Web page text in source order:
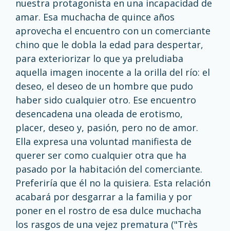
nuestra protagonista en una incapacidad de
amar. Esa muchacha de quince años
aprovecha el encuentro con un comerciante
chino que le dobla la edad para despertar,
para exteriorizar lo que ya preludiaba
aquella imagen inocente a la orilla del río: el
deseo, el deseo de un hombre que pudo
haber sido cualquier otro. Ese encuentro
desencadena una oleada de erotismo,
placer, deseo y, pasión, pero no de amor.
Ella expresa una voluntad manifiesta de
querer ser como cualquier otra que ha
pasado por la habitación del comerciante.
Preferiría que él no la quisiera. Esta relación
acabará por desgarrar a la familia y por
poner en el rostro de esa dulce muchacha
los rasgos de una vejez prematura ("Très